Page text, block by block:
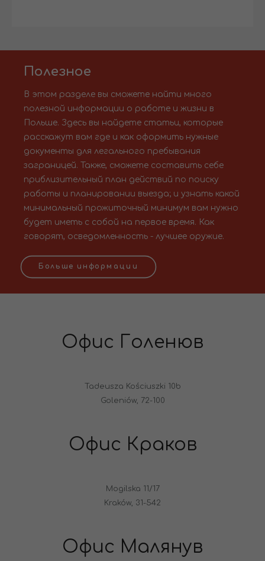
Полезное
В этом разделе вы сможете найти много
полезной информации о работе и жизни в
Польше. Здесь вы найдете статьи, которые
расскажут вам где и как оформить нужные
документы для легального пребывания
заграницей. Также, сможете составить себе
приблизительный план действий по поиску
работы и планировании выезда; и узнать какой
минимальный прожиточный минимум вам нужно
будет иметь с собой на первое время. Как
говорят, осведомленность - лучшее оружие.
Больше информации
Офис Голенюв
Tadeusza Kościuszki 10b
Goleniów, 72-100
Офис Краков
Mogilska 11/17
Kraków, 31-542
Офис Малянув